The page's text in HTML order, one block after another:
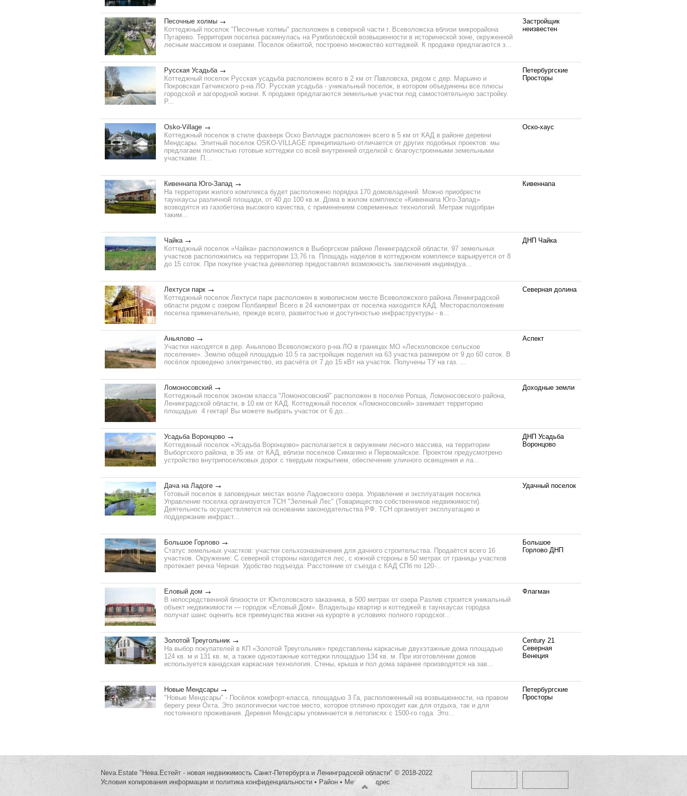
Песочные холмы
Коттеджный поселок "Песочные холмы" расположен в северной части г. Всеволожска вблизи микрорайона
Пугарево. Территория поселка раскинулась на Румболовской возвышенности в исторической зоне, окруженной
лесным массивом и озерами. Поселок обжитой, построено множество коттеджей. К продаже предлагаются з...
Застройщик
неизвестен
Русская Усадьба
Коттеджный поселок Русская усадьба расположен всего в 2 км от Павловска, рядом с дер. Марьино и
Покровская Гатчинского р-на ЛО. Русская усадьба - уникальный поселок, в котором объединены все плюсы
городской и загородной жизни. К продаже предлагаются земельные участки под самостоятельную застройку.
Р...
Петербургские
Просторы
Osko-Village
Коттеджный поселок в стиле фахверк Оско Вилладж расположен всего в 5 км от КАД в районе деревни
Мендсары. Элитный поселок OSKO-VILLAGE принципиально отличается от других подобных проектов: мы
предлагаем полностью готовые коттеджи со всей внутренней отделкой с благоустроенными земельными
участками. П...
Оско-хаус
Кивеннапа Юго-Запад
На территории жилого комплекса будет расположено порядка 170 домовладений. Можно приобрести
таунхаусы различной площади, от 40 до 100 кв.м. Дома в жилом комплексе «Кивеннапа Юго-Запад»
возводятся из газобетона высокого качества, с применением современных технологий. Метраж подобран
таким...
Кивеннапа
Чайка
Коттеджный поселок «Чайка» расположился в Выборгском районе Ленинградской области. 97 земельных
участков расположились на территории 13,76 га. Площадь наделов в коттеджном комплексе варьируется от 8
до 15 соток. При покупке участка девелопер предоставлял возможность заключения индивидуа...
ДНП Чайка
Лехтуси парк
Коттеджный поселок Лехтуси парк расположен в живописном месте Всеволожского района Ленинградской
области рядом с озером Полбаярви! Всего в 24 километрах от поселка находится КАД. Месторасположение
поселка примечательно, прежде всего, развитостью и доступностью инфраструктуры - в...
Северная долина
Аньялово
Участки находятся в дер. Аньялово Всеволожского р-на ЛО в границах МО «Лесколовское сельское
поселение». Землю общей площадью 10.5 га застройщик поделил на 63 участка размером от 9 до 60 соток. В
посёлок проведено электричество, из расчёта от 7 до 15 кВт на участок. Получены ТУ на газ. ...
Аспект
Ломоносовский
Коттеджный поселок эконом класса "Ломоносовский" расположен в поселке Ропша, Ломоносовского района,
Ленинградской области, в 10 км от КАД. Коттеджный поселок «Ломоносовский» занимает территорию
площадью 4 гектар! Вы можете выбрать участок от 6 до...
Доходные земли
Усадьба Воронцово
Коттеджный поселок «Усадьба Воронцово» располагается в окружении лесного массива, на территории
Выборгского района, в 35 км. от КАД, вблизи поселков Симагино и Первомайское. Проектом предусмотрено
устройство внутрипоселковых дорог с твердым покрытием, обеспечение уличного освещения и ла...
ДНП Усадьба
Воронцово
Дача на Ладоге
Готовый поселок в заповедных местах возле Ладожского озера. Управление и эксплуатация поселка
Управление поселка организуется ТСН "Зеленый Лес" (Товарищество собственников недвижимости).
Деятельность осуществляется на основании законодательства РФ. ТСН организует эксплуатацию и
поддержание инфраст...
Удачный поселок
Большое Горлово
Статус земельных участков: участки сельхозназначения для дачного строительства. Продаётся всего 16
участков. Окружение: С северной стороны находится лес, с южной стороны в 50 метрах от границы участков
протекает речка Черная. Удобство подъезда: Расстояние от съезда с КАД СПб по 120-...
Большое
Горлово ДНП
Еловый дом
В непосредственной близости от Юнтоловского заказника, в 500 метрах от озера Разлив строится уникальный
объект недвижимости — городок «Еловый Дом». Владельцы квартир и коттеджей в таунхаусах городка
получат шанс оценить все преимущества жизни на курорте в условиях полного городског...
Флагман
Золотой Треугольник
На выбор покупателей в КП «Золотой Треугольник» представлены каркасные двухэтажные дома площадью
124 кв. м и 131 кв. м, а также одноэтажные коттеджи площадью 134 кв. м. При изготовлении домов
используется канадская каркасная технология. Стены, крыша и пол дома заранее производятся на зав...
Century 21
Северная
Венеция
Новые Мендсары
"Новые Мендсары" - Посёлок комфорт-класса, площадью 3 Га, расположенный на возвышенности, на правом
берегу реки Охта. Это экологически чистое место, которое отлично проходит как для отдыха, так и для
постоянного проживания. Деревня Мендсары упоминается в летописях с 1500-го года. Это...
Петербургские
Просторы
Neva.Estate "Нева.Естейт - новая недвижимость Санкт-Петербурга и Ленинградской области" © 2018-2022
Условия копирования информации и политика конфиденциальности • Район • Метро Адрес